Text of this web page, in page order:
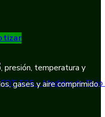
presión, temperatura y
gases y aire comprimido.